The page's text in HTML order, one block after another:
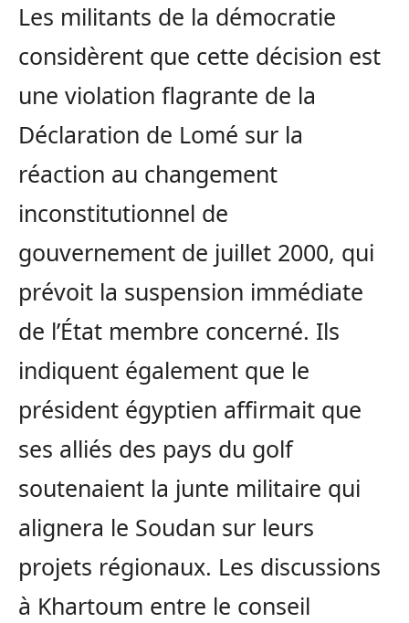
Les militants de la démocratie
considèrent que cette décision est
une violation flagrante de la
Déclaration de Lomé sur la
réaction au changement
inconstitutionnel de
gouvernement de juillet 2000, qui
prévoit la suspension immédiate
de l’État membre concerné. Ils
indiquent également que le
président égyptien affirmait que
ses alliés des pays du golf
soutenaient la junte militaire qui
alignera le Soudan sur leurs
projets régionaux. Les discussions
à Khartoum entre le conseil